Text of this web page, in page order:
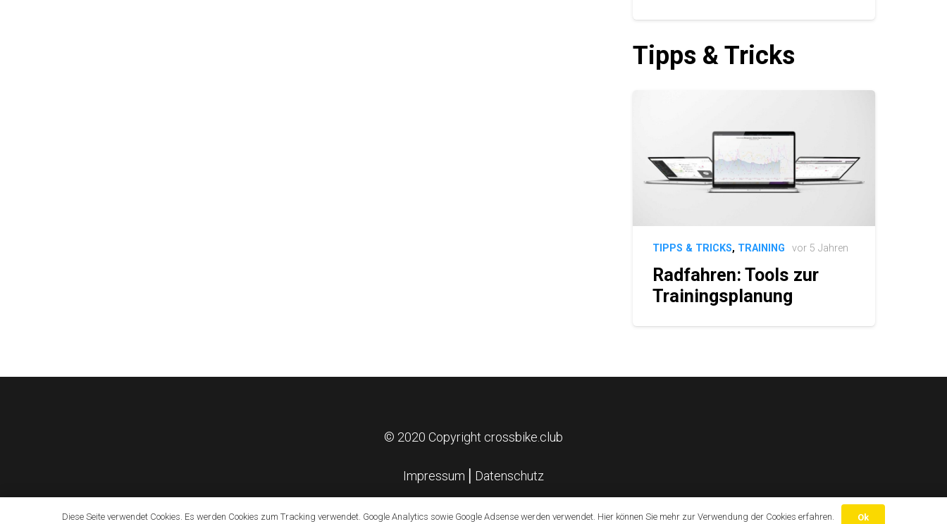
Tipps & Tricks
TIPPS & TRICKS, TRAINING vor 5 Jahren
Radfahren: Tools zur
Trainingsplanung
© 2020 Copyright crossbike.club
Impressum Datenschutz
Diese Seite verwendet Cookies. Es werden Cookies zum Tracking verwendet. Google Analytics sowie Google Adsense werden verwendet. Hier können Sie mehr zur Verwendung der Cookies erfahren. Ok